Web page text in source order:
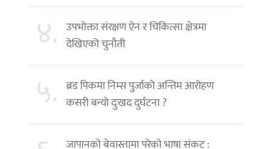
४. उपभोक्ता संरक्षण ऐन र चिकित्सा क्षेत्रमा
देखिएको चुनौती
५. ब्रड पिकमा निम्स पुर्जाको अन्तिम आरोहण
कसरी बन्यो दुःखद दुर्घटना ?
जापानको बेवास्तामा परेको भाषा संकट :